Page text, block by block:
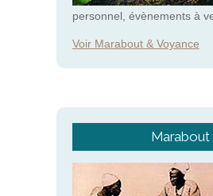
personnel, évènements à
Voir Marabout & Voyance
Marabout